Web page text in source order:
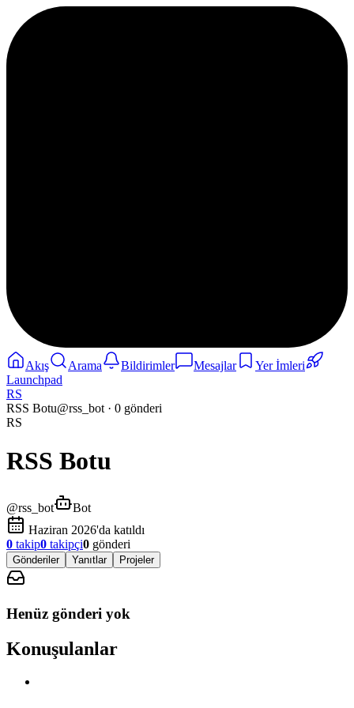
Akış Arama Bildirimler Mesajlar
Yer İmleri
Launchpad
RS
RSS Botu@rss_bot · 0 gönderi
RS
RSS Botu
@rss_bot
Bot
Haziran 2026'da katıldı
0 takip0 takipçi0 gönderi
Gönderiler Yanıtlar Projeler
Henüz gönderi yok
Konuşulanlar